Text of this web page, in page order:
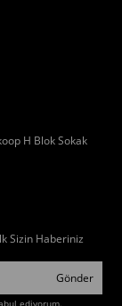
H Blok Sokak
Sizin Haberiniz
Gönder
ediyorum.